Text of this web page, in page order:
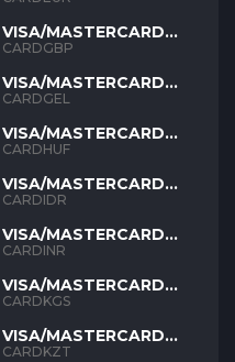
VISA/MASTERCARD
GBP
CARDGBP
VISA/MASTERCARD
GEL
CARDGEL
VISA/MASTERCARD
HUF
CARDHUF
VISA/MASTERCARD
IDR
CARDIDR
VISA/MASTERCARD
INR
CARDINR
VISA/MASTERCARD
KGS
CARDKGS
VISA/MASTERCARD
KZT
CARDKZT